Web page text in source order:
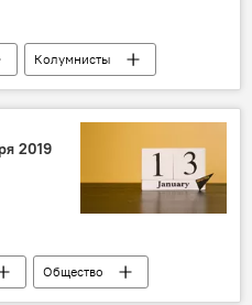
Колумнисты
Мнение
2019
Общество